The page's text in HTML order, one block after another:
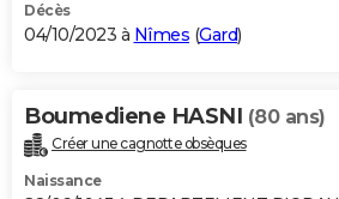
Décès
04/10/2023 à Nîmes (Gard)
Boumediene HASNI (80 ans)
Créer une cagnotte obsèques
Naissance